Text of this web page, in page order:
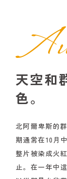
天空和
色。
北阿爾卑斯的
期通常在10月
整片被染成火
止。在一年中